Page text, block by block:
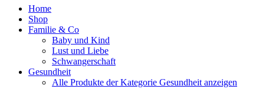
Home
Shop
Familie & Co
Baby und Kind
Lust und Liebe
Schwangerschaft
Gesundheit
Alle Produkte der Kategorie Gesundheit anzeigen